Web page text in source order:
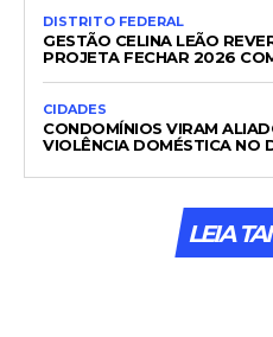
DISTRITO FEDERAL
GESTÃO CELINA LEÃO
PROJETA FECHAR 2026
CIDADES
CONDOMÍNIOS VIRAM
VIOLÊNCIA DOMÉSTICA NO
LEIA